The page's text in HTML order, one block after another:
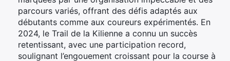
parcours variés, offrant des défis adaptés aux
débutants comme aux coureurs expérimentés. En
2024, le Trail de la Kilienne a connu un succès
retentissant, avec une participation record,
soulignant l’engouement croissant pour la course à